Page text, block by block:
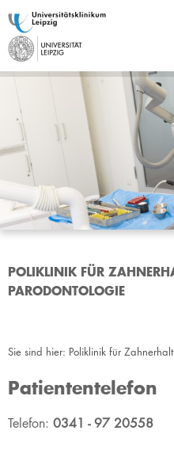
POLIKLINIK FÜR
PARODONTOLOGIE
Sie sind hier: Poliklinik für
Patiententelefon
​​Telefon: 0341 - 97 20558